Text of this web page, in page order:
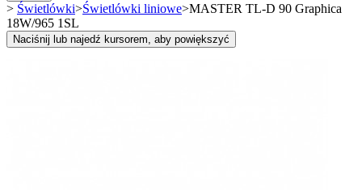
> Świetlówki>Świetlówki liniowe>MASTER TL-D 90 Graphica
18W/965 1SL
Naciśnij lub najedź kursorem, aby powiększyć